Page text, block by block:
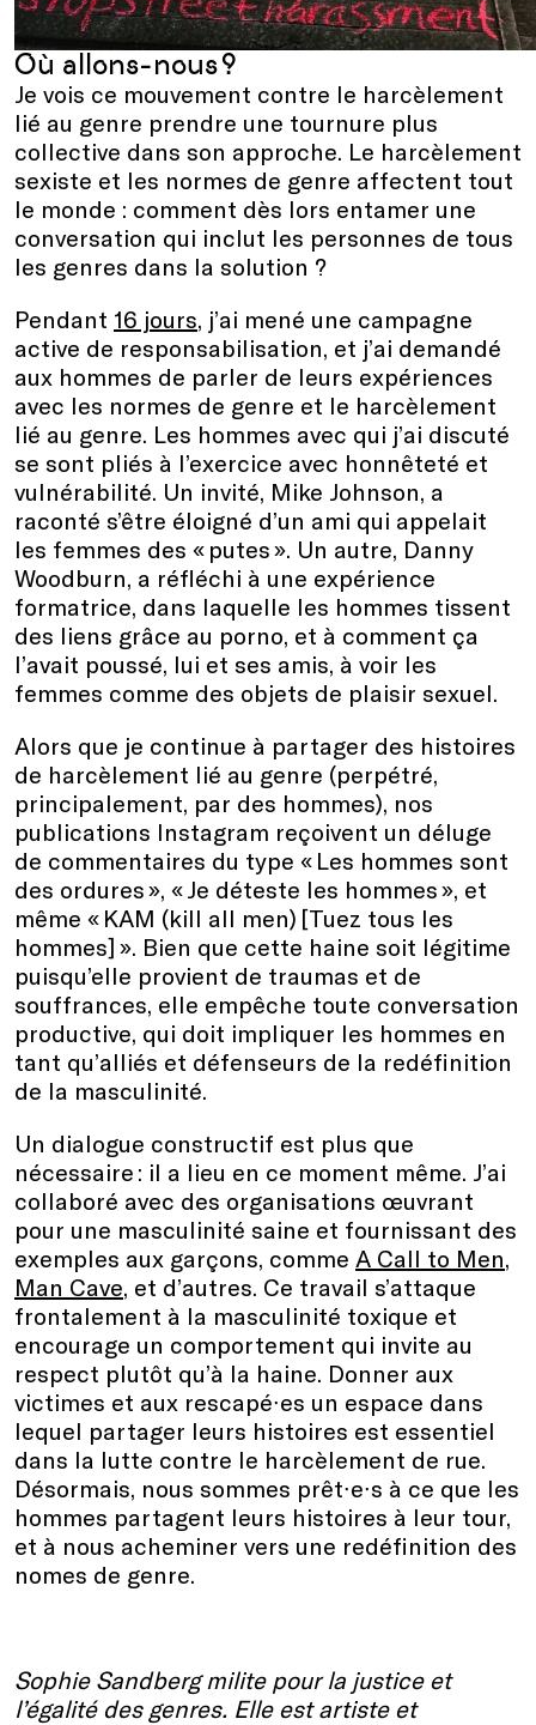
Où allons-nous ?
Je vois ce mouvement contre le harcèlement
lié au genre prendre une tournure plus
collective dans son approche. Le harcèlement
sexiste et les normes de genre affectent tout
le monde : comment dès lors entamer une
conversation qui inclut les personnes de tous
les genres dans la solution ?
Pendant 16 jours, j’ai mené une campagne
active de responsabilisation, et j’ai demandé
aux hommes de parler de leurs expériences
avec les normes de genre et le harcèlement
lié au genre. Les hommes avec qui j’ai discuté
se sont pliés à l’exercice avec honnêteté et
vulnérabilité. Un invité, Mike Johnson, a
raconté s’être éloigné d’un ami qui appelait
les femmes des « putes ». Un autre, Danny
Woodburn, a réfléchi à une expérience
formatrice, dans laquelle les hommes tissent
des liens grâce au porno, et à comment ça
l’avait poussé, lui et ses amis, à voir les
femmes comme des objets de plaisir sexuel.
Alors que je continue à partager des histoires
de harcèlement lié au genre (perpétré,
principalement, par des hommes), nos
publications Instagram reçoivent un déluge
de commentaires du type « Les hommes sont
des ordures », « Je déteste les hommes », et
même « KAM (kill all men) [Tuez tous les
hommes] ». Bien que cette haine soit légitime
puisqu’elle provient de traumas et de
souffrances, elle empêche toute conversation
productive, qui doit impliquer les hommes en
tant qu’alliés et défenseurs de la redéfinition
de la masculinité.
Un dialogue constructif est plus que
nécessaire : il a lieu en ce moment même. J’ai
collaboré avec des organisations œuvrant
pour une masculinité saine et fournissant des
exemples aux garçons, comme A Call to Men,
Man Cave, et d’autres. Ce travail s’attaque
frontalement à la masculinité toxique et
encourage un comportement qui invite au
respect plutôt qu’à la haine. Donner aux
victimes et aux rescapé∙es un espace dans
lequel partager leurs histoires est essentiel
dans la lutte contre le harcèlement de rue.
Désormais, nous sommes prêt∙e∙s à ce que les
hommes partagent leurs histoires à leur tour,
et à nous acheminer vers une redéfinition des
nomes de genre.
Sophie Sandberg milite pour la justice et
l’égalité des genres. Elle est artiste et